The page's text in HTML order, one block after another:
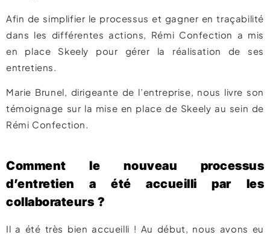
Afin de simplifier le processus et gagner en traçabilité
dans les différentes actions, Rémi Confection a mis
en place Skeely pour gérer la réalisation de ses
entretiens.
Marie Brunel, dirigeante de l’entreprise, nous livre son
témoignage sur la mise en place de Skeely au sein de
Rémi Confection.
Comment le nouveau processus
d’entretien a été accueilli par les
collaborateurs ?
Il a été très bien accueilli ! Au début, nous avons eu